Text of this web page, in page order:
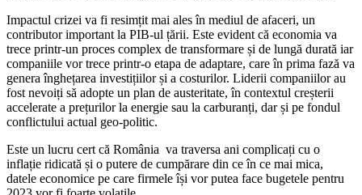
Impactul crizei va fi resimțit mai ales în mediul de afaceri, un
contributor important la PIB-ul țării. Este evident că economia va
trece printr-un proces complex de transformare și de lungă durată iar
companiile vor trece printr-o etapa de adaptare, care în prima fază va
genera înghețarea investițiilor și a costurilor. Liderii companiilor au
fost nevoiți să adopte un plan de austeritate, în contextul creșterii
accelerate a prețurilor la energie sau la carburanți, dar și pe fondul
conflictului actual geo-politic.
Este un lucru cert că România va traversa ani complicați cu o
inflație ridicată și o putere de cumpărare din ce în ce mai mica,
datele economice pe care firmele își vor putea face bugetele pentru